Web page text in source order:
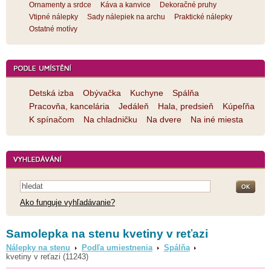
Ornamenty a srdce
Káva a kanvice
Dekoračné pruhy
Vtipné nálepky
Sady nálepiek na archu
Praktické nálepky
Ostatné motívy
Detská izba Obývačka Kuchyne
Spálňa
Pracovňa, kancelária
Jedáleň Hala, predsieň
Kúpeľňa
K spínačom
Na chladničku Na dvere Na iné miesta
Ako funguje vyhľadávanie?
Samolepka na stenu kvetiny v reťazi
Nálepky na stenu Podľa umiestnenia
Spálňa
kvetiny v reťazi (11243)